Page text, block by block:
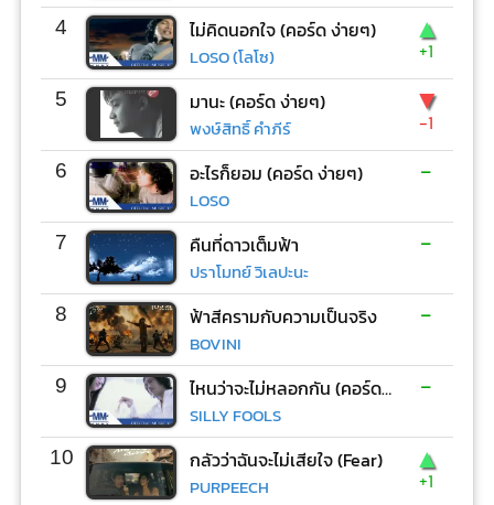
4 ไม่คิดนอกใจ (คอร์ด ง่ายๆ)
LOSO (โลโซ)
▲
+1
5 มานะ (คอร์ด ง่ายๆ)
พงษ์สิทธิ์ คำภีร์
▼
-1
6 อะไรก็ยอม (คอร์ด ง่ายๆ)
LOSO
-
7 คืนที่ดาวเต็มฟ้า
ปราโมทย์ วิเลปะนะ
-
8 ฟ้าสีครามกับความเป็นจริง
BOVINI
-
9 ไหนว่าจะไม่หลอกกัน (คอร์ด ง่ายๆ)
SILLY FOOLS
-
10 กลัวว่าฉันจะไม่เสียใจ (Fear)
PURPEECH
▲
+1